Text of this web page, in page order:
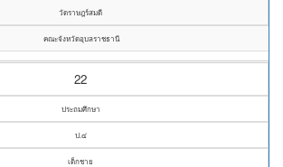
วัดราษฎร์สมดี
คณะจังหวัดอุบลราชธานี
22
ประถมศึกษา
ป.๔
เด็กชาย